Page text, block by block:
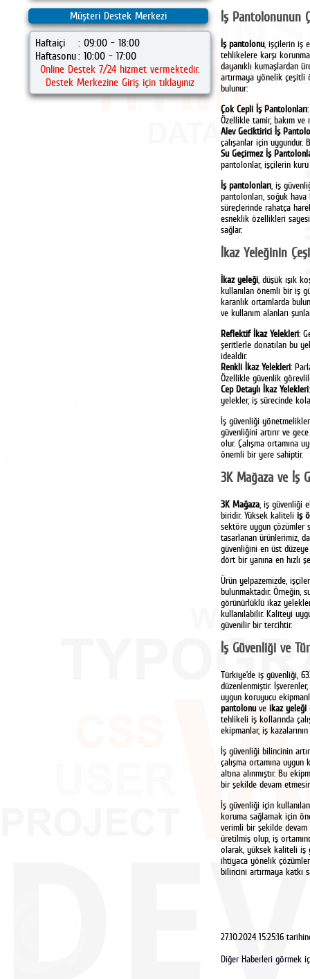
Müşteri Destek Merkezi
Haftaiçi
: 09:00 - 18:00
Haftasonu: 10:00 - 17:00
Online Destek 7/24 hizmet vermektedir.
Destek Merkezine Giriş için tıklayınız
İş Pantolonunun
İş pantolonu, işçilerin iş
tehlikelere karşı
dayanıklı kumaşlardan
artırmaya yönelik çeşitli
bulunur:
Çok Cepli İş Pantolonları
Özellikle tamir, bakım
Alev Geciktirici İş
çalışanlar için uygundur.
Su Geçirmez İş
pantolonlar, işçilerin kuru
İş pantolonları , iş
pantolonları , soğuk
süreçlerinde rahatça
esneklik özellikleri
sağlar.
İkaz Yeleğinin
İkaz yeleği , düşük ışık
kullanılan önemli bir iş
karanlık ortamlarda
ve kullanım alanları
Reflektif İkaz Yelekleri:
şeritlerle donatılan bu
idealdir.
Renkli İkaz Yelekleri:
Özellikle güvenlik
Cep Detaylı İkaz Yelekleri
yelekler, iş sürecinde
İş güvenliği
güvenliğini artırır ve
olur. Çalışma ortamına
önemli bir yere sahiptir.
3K Mağaza ve İş
3K Mağaza , iş güvenliği
biridir. Yüksek kaliteli iş
sektöre uygun çözümler
tasarlanan ürünlerimiz,
güvenliğini en üst
dört bir yanına en hızlı
Ürün yelpazemizde,
bulunmaktadır. Örneğin,
görünürlüklü ikaz
kullanılabilir. Kaliteyi
güvenilir bir tercihtir.
İş Güvenliği ve
Türkiye’de iş güvenliği,
düzenlenmiştir.
uygun koruyucu
pantolonuve ikaz yeleği
tehlikeli iş kollarında
ekipmanlar, iş
İş güvenliği bilincinin
çalışma ortamına uygun
altına alınmıştır. Bu
bir şekilde devam
İş güvenliği için
koruma sağlamak için
verimli bir şekilde devam
üretilmiş olup, iş
olarak, yüksek kaliteli iş
ihtiyaca yönelik
bilincini artırmaya katkı
27.10.2024 15:25:16
Diğer Haberleri görmek